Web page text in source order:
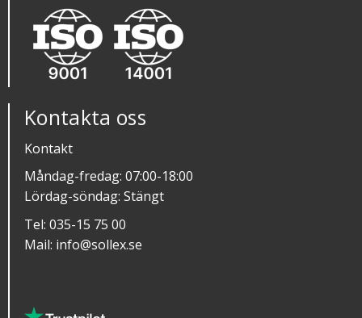
Kontakta oss
Kontakt
Måndag-fredag: 07:00-18:00
Lördag-söndag: Stängt
Tel: 035-15 75 00
Mail: info@sollex.se